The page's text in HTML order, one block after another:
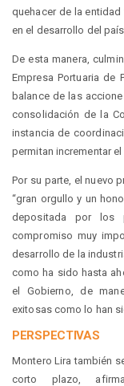
quehacer de la
en el desarrollo del
De esta manera,
Empresa Portuaria de
balance de las
consolidación de la
instancia de
permitan incrementar
Por su parte, el nuevo
“gran orgullo y un
depositada por los
compromiso muy
desarrollo de la
como ha sido hasta
el Gobierno, de
exitosas como lo han
PERSPECTIVAS
Montero Lira también
corto plazo,